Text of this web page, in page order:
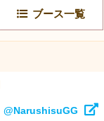
ブース一覧
@NarushisuGG